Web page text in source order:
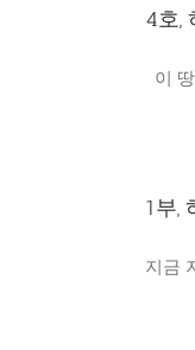
4호,
이
1부,
지금